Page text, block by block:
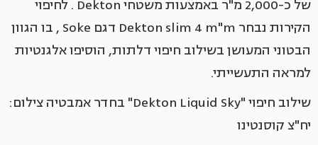
של כ-2,000 מ"ר באמצעות משטחי Dekton . לחיפוי
הקירות נבחר Dekton slim 4 m"m דגם Soke , בו הגוון
הבטוני המעושן בשילוב חיפוי דלתות, הוסיפו אלגנטיות
למראה התעשייתי.
שילוב חיפוי "Dekton Liquid Sky" בחדר אמבטיה צילום:
יח"צ קוסנטינו